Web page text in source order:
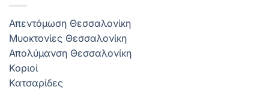
Απεντόμωση Θεσσαλονίκη
Μυοκτονίες Θεσσαλονίκη
Απολύμανση Θεσσαλονίκη
Κοριοί
Κατσαρίδες